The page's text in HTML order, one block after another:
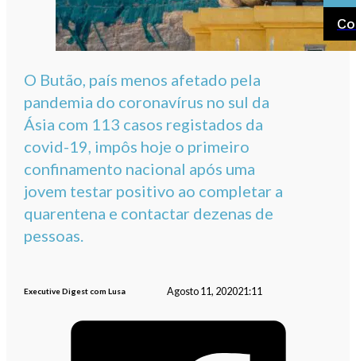
O Butão, país menos afetado pela
pandemia do coronavírus no sul da
Ásia com 113 casos registados da
covid-19, impôs hoje o primeiro
confinamento nacional após uma
jovem testar positivo ao completar a
quarentena e contactar dezenas de
pessoas.
Executive Digest com Lusa Agosto 11, 202021:11